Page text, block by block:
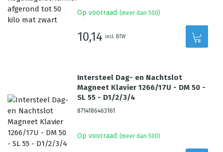
Op voorraad (meer dan 500)
10,14 incl. BTW
Intersteel Dag- en Nachtslot
Magneet Klavier 1266/17U - DM 50 -
SL 55 - D1/2/3/4
8714186463161
Op voorraad (meer dan 500)